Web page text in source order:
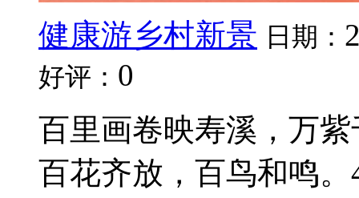
健康游乡村新景 日期：
好评： 0
百里画卷映寿溪，万
百花齐放，百鸟和鸣